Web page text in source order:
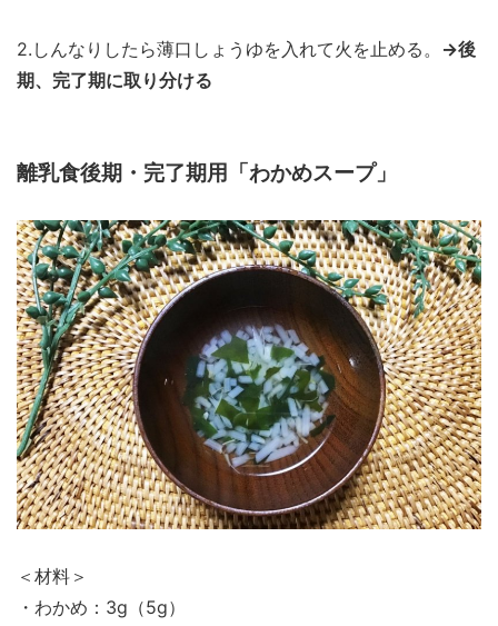
2.しんなりしたら薄口しょうゆを入れて火を止める。 →後
期、完了期に取り分ける
離乳食後期・完了期用「わかめスープ」
＜材料＞
・わかめ：3g（5g）